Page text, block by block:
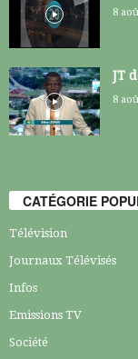
8
JT
8
CATÉGORIE
Télévision
Journaux Télévisés
Infos
Emissions TV
Société